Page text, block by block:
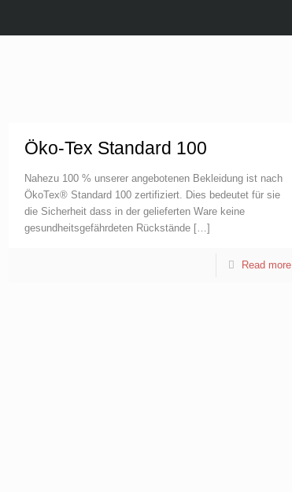
Öko-Tex Standard 100
Nahezu 100 % unserer angebotenen Bekleidung ist nach
ÖkoTex® Standard 100 zertifiziert. Dies bedeutet für sie
die Sicherheit dass in der gelieferten Ware keine
gesundheitsgefährdeten Rückstände[…]
Read more